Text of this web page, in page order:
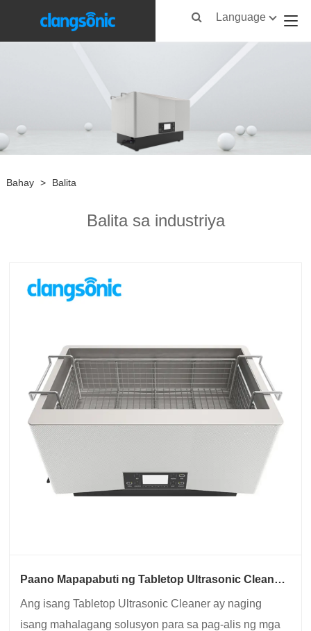
Language
Bahay > Balita
Balita sa industriya
Paano Mapapabuti ng Tabletop Ultrasonic Cleaner
Paglilinis?
Ang isang Tabletop Ultrasonic Cleaner ay naging
isang mahalagang solusyon para sa pag-alis ng mga